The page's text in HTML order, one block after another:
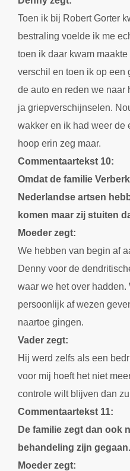
Toen ik bij Robert Gorter
bestraling voelde ik me
toen ik daar kwam
verschil en toen ik op een
de auto en reden we naar
ja griepverschijnselen.
wakker en ik had weer de
hoop erin zeg maar.
Commentaartekst 10:
Omdat de familie
Nederlandse artsen
komen maar zij stuiten
Moeder zegt:
We hebben van begin af
Denny voor de
waar we het over
persoonlijk af wezen
naartoe gingen.
Vader zegt:
Hij werd zelfs als een
voor mij hoeft het niet
controle wilt blijven dan
Commentaartekst 11:
De familie zegt dan ook
behandeling zijn gegaan.
Moeder zegt: